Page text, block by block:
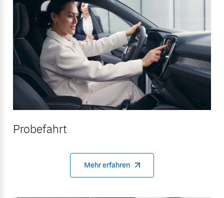
Probefahrt
Mehr erfahren